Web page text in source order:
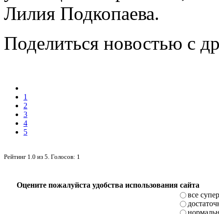
Лилия Подкопаева.
Поделиться новостью с
1
2
3
4
5
Рейтинг 1.0 из 5 . Голосов: 1
Оцените пожалуйста удобства использования сайта
все супер